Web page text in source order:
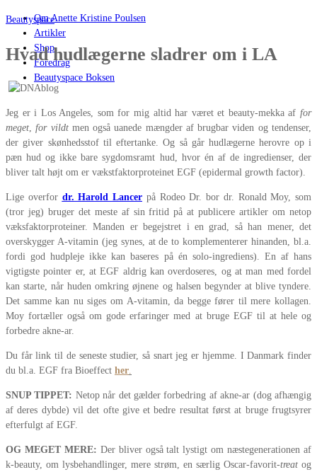
Om Anette Kristine Poulsen
Artikler
Shop
Foredrag
Beautyspace Boksen
Beautyspace
Hvad hudlægerne sladrer om i LA
Jeg er i Los Angeles, som for mig altid har været et beauty-mekka af for
meget,for vildtmen også uanede mængder af brugbar viden og tendenser,
der giver skønhedsstof til eftertanke. Og så går hudlægerne herovre op i
pæn hud og ikke bare sygdomsramt hud, hvor én af de ingredienser, der
bliver talt højt om er vækstfaktorproteinet EGF (epidermal growth factor).
Lige overfor dr. Harold Lancer på Rodeo Dr. bor dr. Ronald Moy, som
(tror jeg) bruger det meste af sin fritid på at publicere artikler om netop
væksfaktorproteiner. Manden er begejstret i en grad, så han mener, det
overskygger A-vitamin (jeg synes, at de to komplementerer hinanden, bl.a.
fordi god hudpleje ikke kan baseres på én solo-ingrediens). En af hans
vigtigste pointer er, at EGF aldrig kan overdoseres, og at man med fordel
kan starte, når huden omkring øjnene og halsen begynder at blive tyndere.
Det samme kan nu siges om A-vitamin, da begge fører til mere kollagen.
Moy fortæller også om gode erfaringer med at bruge EGF til at hele og
forbedre akne-ar.
Du får link til de seneste studier, så snart jeg er hjemme. I Danmark finder
du bl.a. EGF fra Bioeffect her.
SNUP TIPPET: Netop når det gælder forbedring af akne-ar (dog afhængig
af deres dybde) vil det ofte give et bedre resultat først at bruge frugtsyrer
efterfulgt af EGF.
OG MEGET MERE: Der bliver også talt lystigt om næstegenerationen af
k-beauty, om lysbehandlinger, mere strøm, en særlig Oscar-favorit-treat og